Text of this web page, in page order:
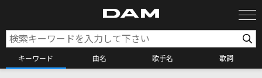
キーワード 曲名 歌手名 歌詞